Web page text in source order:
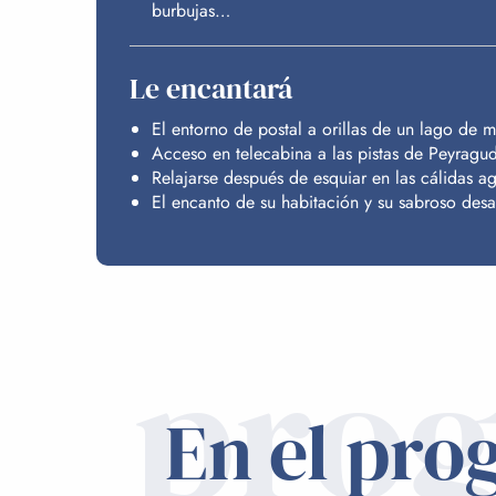
burbujas…
Le encantará
El entorno de postal a orillas de un lago de
Acceso en telecabina a las pistas de
Relajarse después de esquiar en las cálidas
El encanto de su habitación y su sabroso
En el